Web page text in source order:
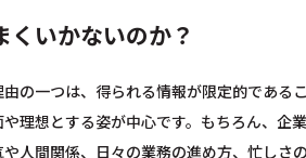
いかないのか？
の一つは、得られる情報が限定的であ
理想とする姿が中心です。もちろん、
人間関係、日々の業務の進め方、忙し